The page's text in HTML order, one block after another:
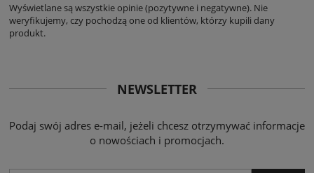
Wyświetlane są wszystkie opinie (pozytywne i negatywne). Nie
weryfikujemy, czy pochodzą one od klientów, którzy kupili dany
produkt.
NEWSLETTER
Podaj swój adres e-mail, jeżeli chcesz otrzymywać informacje
o nowościach i promocjach.